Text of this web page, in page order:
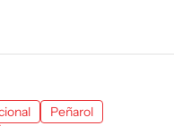
Peñarol